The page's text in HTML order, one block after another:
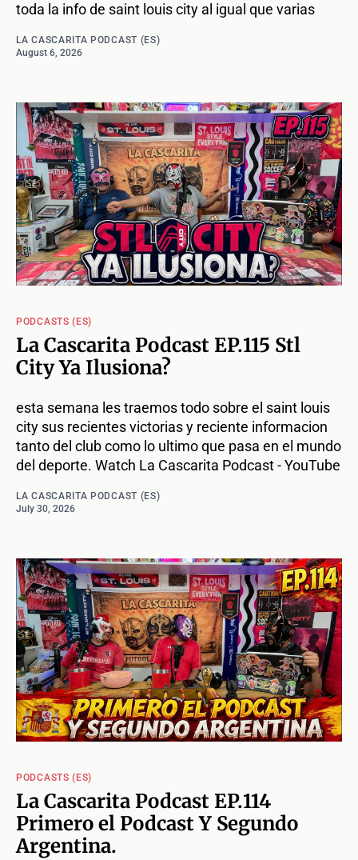
toda la info de saint louis city al igual que varias
LA CASCARITA PODCAST (ES)
August 6, 2026
PODCASTS (ES)
La Cascarita Podcast EP.115 Stl
City Ya Ilusiona?
esta semana les traemos todo sobre el saint louis
city sus recientes victorias y reciente informacion
tanto del club como lo ultimo que pasa en el mundo
del deporte. Watch La Cascarita Podcast - YouTube
LA CASCARITA PODCAST (ES)
July 30, 2026
PODCASTS (ES)
La Cascarita Podcast EP.114
Primero el Podcast Y Segundo
Argentina.